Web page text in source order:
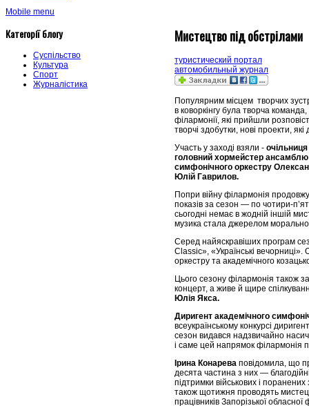
Mobile menu
Категорії блогу
Суспільство
Культура
Спорт
Журналістика
Мистецтво під обстрілами
туристический портал
автомобильный журнал
Популярним місцем творчих
в коворкінгу була творча
філармонії, які прийшли
творчі здобутки, нові проекти,
Участь у заході взяли -
головний хормейстер ансамблю
симфонічного оркестру
Юлій Гаврилов.
Попри війну філармонія
показів за сезон — по чотири-
сьогодні немає в жодній іншій
музика стала джерелом
Серед найяскравіших програм
Classic», «Українські
оркестру та академічного
Цього сезону філармонія також
концерт, а живе й щире
Юлія Якса.
Диригент академічного
всеукраїнському конкурсі
сезон видався надзвичайно
і саме цей напрямок філармонія
Ірина Конарева повідомила, що
десята частина з них —
підтримки військових і
також щотижня проводять
працівників Запорізької